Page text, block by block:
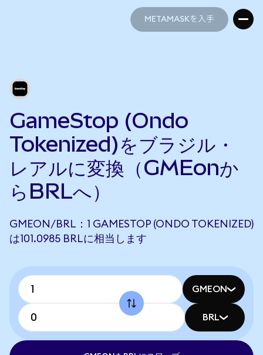
METAMASKを入手
GameStop (Ondo
Tokenized)をブラジル・
レアルに変換（GMEonか
らBRLへ）
GMEON/BRL：1 GAMESTOP (ONDO TOKENIZED)
は101.0985 BRLに相当します
GMEON
BRL